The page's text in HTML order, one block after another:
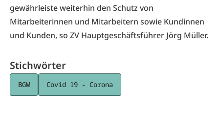
gewährleiste weiterhin den Schutz von
Mitarbeiterinnen und Mitarbeitern sowie Kundinnen
und Kunden, so ZV Hauptgeschäftsführer Jörg Müller.
Stichwörter
BGW Covid 19 - Corona